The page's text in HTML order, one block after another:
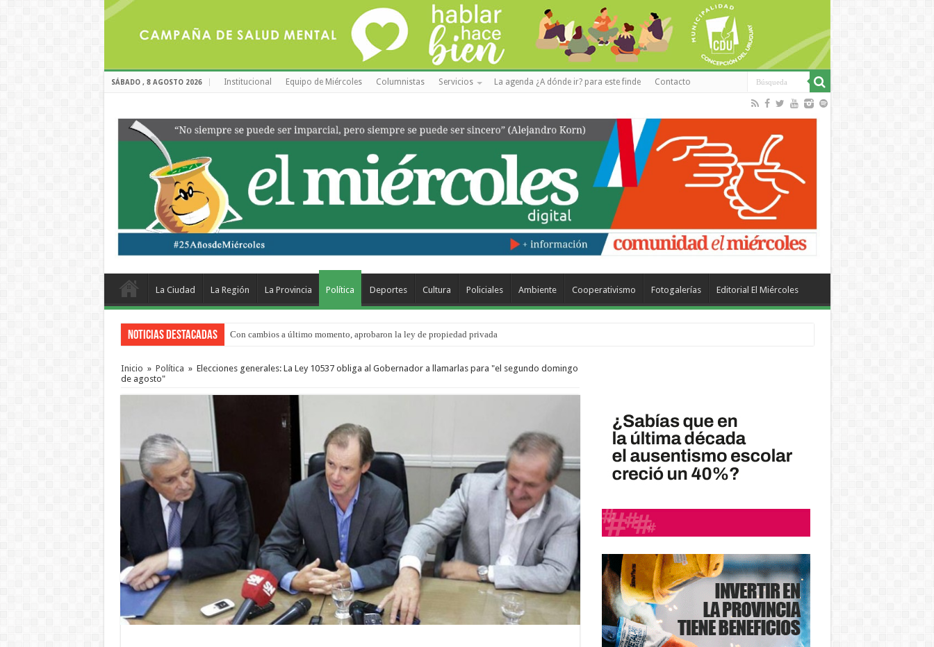
SÁBADO , 8 AGOSTO 2026 Institucional Equipo de Miércoles Columnistas Servicios La agenda ¿A dónde ir? para este finde Contacto
La Ciudad La Región La Provincia Política Deportes Cultura Policiales Ambiente Cooperativismo Fotogalerías Editorial El Miércoles
Noticias Destacadas Con cambios a último momento, aprobaron la ley de propiedad privada
Inicio » Política » Elecciones generales: La Ley 10537 obliga al Gobernador a llamarlas para "el segundo domingo
de agosto"